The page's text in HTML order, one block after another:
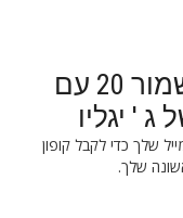
רק ללקוחות חדשים! שמור 20 עם
ג ' יגליו
שלך כדי לקבל קופון